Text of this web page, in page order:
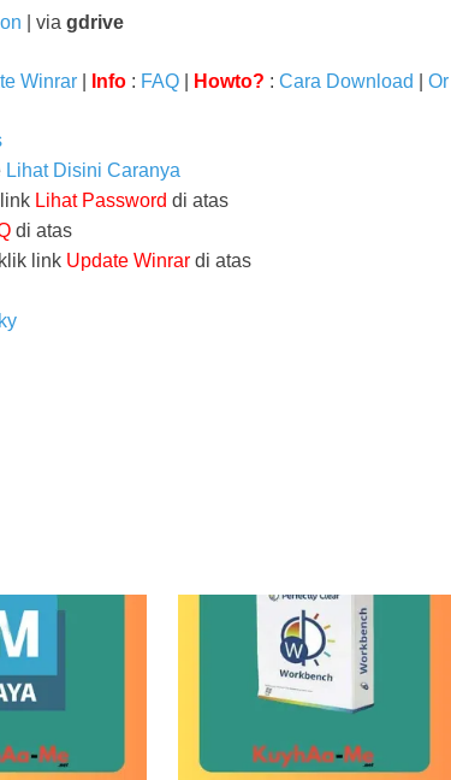
| via gdrive
Winrar| Info : FAQ| Howto? : Cara Download Or
Lihat Disini Caranya
Lihat Password di atas
di atas
link Update Winrar di atas